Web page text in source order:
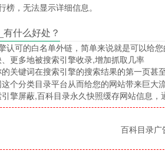
榜，无法显示详细信息。
什么好处？
认可的白名单外链，简单来说就是可以给
更多地被搜索引擎收录,增加抓取几率
关键词在搜索引擎的搜索结果的第一页甚
个分类目录平台从而给您的网站带来巨大
擎屏蔽,百科目录永久快照缓存网站信息
百科目录